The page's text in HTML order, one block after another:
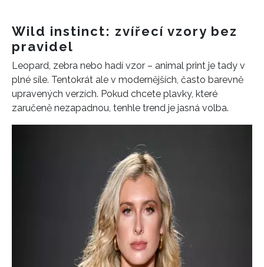
Wild instinct: zvířecí vzory bez
pravidel
Leopard, zebra nebo hadí vzor – animal print je tady v
plné síle. Tentokrát ale v modernějších, často barevně
upravených verzích. Pokud chcete plavky, které
zaručeně nezapadnou, tenhle trend je jasná volba.